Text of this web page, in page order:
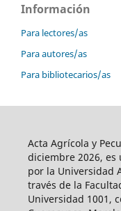
Información
Para lectores/as
Para autores/as
Para bibliotecarios/as
Acta Agrícola y
diciembre 2026,
por la Universidad
través de la
Universidad 1001,